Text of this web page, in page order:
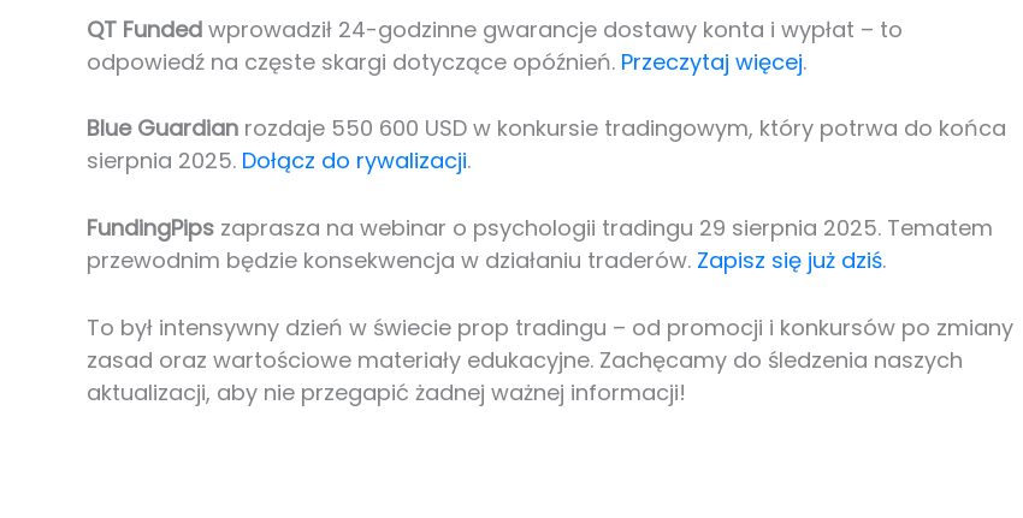
QT Funded wprowadził 24-godzinne gwarancje dostawy konta i wypłat – to
odpowiedź na częste skargi dotyczące opóźnień. Przeczytaj więcej.
Blue Guardian rozdaje 550 600 USD w konkursie tradingowym, który potrwa do końca
sierpnia 2025. Dołącz do rywalizacji.
FundingPips zaprasza na webinar o psychologii tradingu 29 sierpnia 2025. Tematem
przewodnim będzie konsekwencja w działaniu traderów. Zapisz się już dziś.
To był intensywny dzień w świecie prop tradingu – od promocji i konkursów po zmiany
zasad oraz wartościowe materiały edukacyjne. Zachęcamy do śledzenia naszych
aktualizacji, aby nie przegapić żadnej ważnej informacji!